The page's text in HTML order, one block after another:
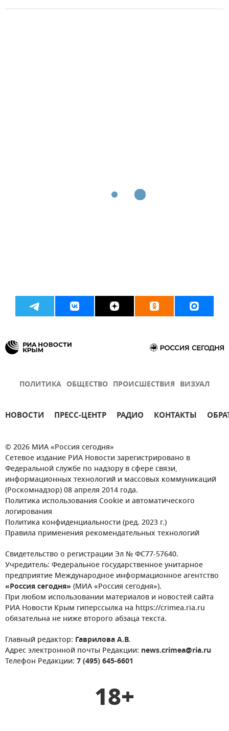
ПОЛИТИКА ОБЩЕСТВО ПРОИСШЕСТВИЯ ВИЗУАЛ
НОВОСТИ ПРЕСС-ЦЕНТР РАДИО КОНТАКТЫ
© 2026 МИА «Россия сегодня»
Сетевое издание РИА Новости зарегистрировано в
Федеральной службе по надзору в сфере связи,
информационных технологий и массовых коммуникаций
(Роскомнадзор) 08 апреля 2014 года.
Политика использования Cookie и автоматического
логирования
Политика конфиденциальности (ред. 2023 г.)
Правила применения рекомендательных технологий
Свидетельство о регистрации Эл № ФС77-57640.
Учредитель: Федеральное государственное унитарное
предприятие Международное информационное агентство
«Россия сегодня» (МИА «Россия сегодня»).
При любом использовании материалов и новостей сайта
РИА Новости Крым гиперссылка на https://crimea.ria.ru
обязательна не ниже второго абзаца текста.
Главный редактор: Гаврилова А.В.
Адрес электронной почты Редакции: news.crimea@ria.ru
Телефон Редакции: 7 (495) 645-6601
18+